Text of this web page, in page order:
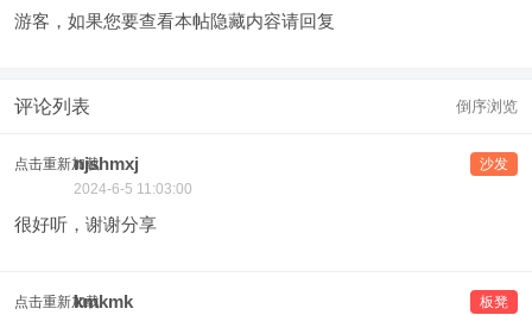
游客，如果您要查看本帖隐藏内容请回复
评论列表 倒序浏览
点击重新加载 沙发
njshmxj
2024-6-5 11:03:00
很好听，谢谢分享
点击重新加载 板凳
kmkmk